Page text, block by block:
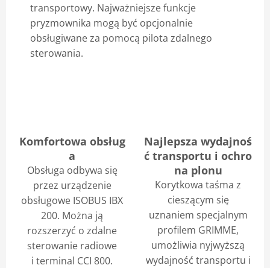
transportowy. Najważniejsze funkcje
pryzmownika mogą być opcjonalnie
obsługiwane za pomocą pilota zdalnego
sterowania.
Komfortowa obsług
a
Obsługa odbywa się
przez urządzenie
obsługowe ISOBUS IBX
200. Można ją
rozszerzyć o zdalne
sterowanie radiowe
i terminal CCI 800.
Najlepsza wydajnoś
ć transportu i ochro
na plonu
Korytkowa taśma z
cieszącym się
uznaniem specjalnym
profilem GRIMME,
umożliwia nyjwyższą
wydajność transportu i